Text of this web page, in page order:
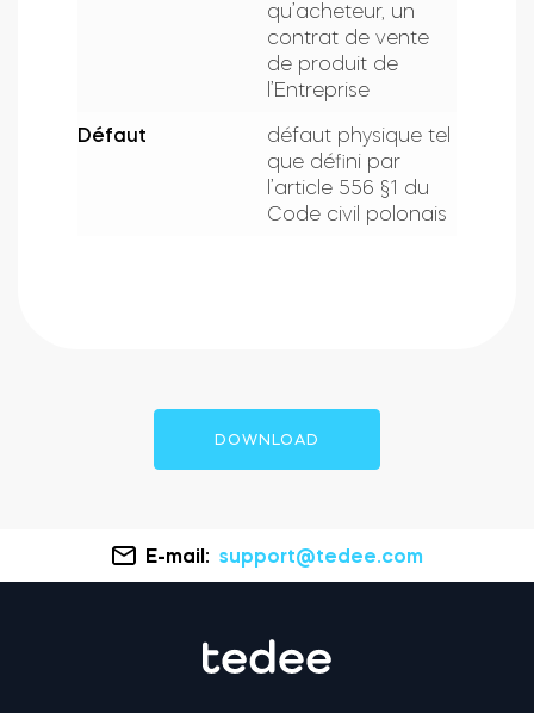
qu’acheteur, un
contrat de vente
de produit de
l’Entreprise
Défaut
défaut physique tel
que défini par
l’article 556 §1 du
Code civil polonais
DOWNLOAD
E-mail: support@tedee.com